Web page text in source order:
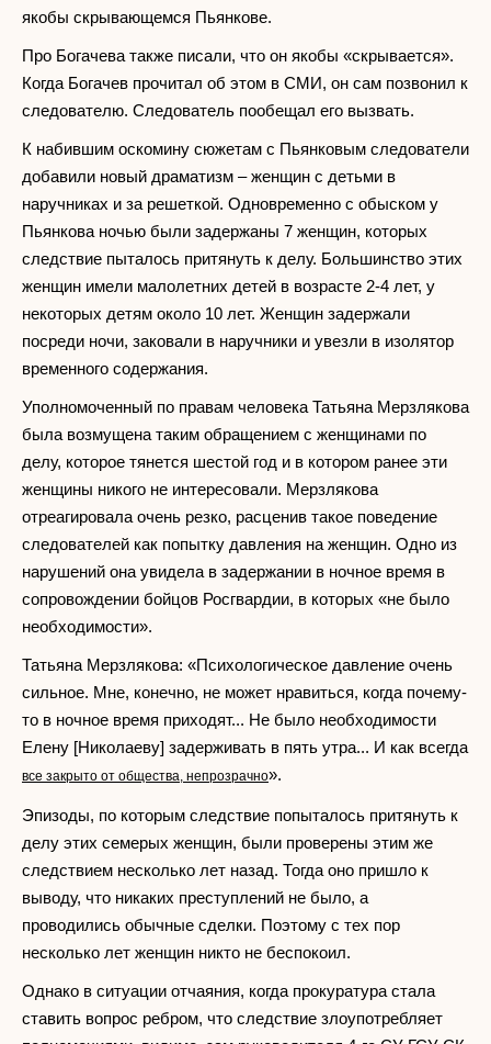
якобы скрывающемся Пьянкове.
Про Богачева также писали, что он якобы «скрывается».
Когда Богачев прочитал об этом в СМИ, он сам позвонил к
следователю. Следователь пообещал его вызвать.
К набившим оскомину сюжетам с Пьянковым следователи
добавили новый драматизм – женщин с детьми в
наручниках и за решеткой. Одновременно с обыском у
Пьянкова ночью были задержаны 7 женщин, которых
следствие пыталось притянуть к делу. Большинство этих
женщин имели малолетних детей в возрасте 2-4 лет, у
некоторых детям около 10 лет. Женщин задержали
посреди ночи, заковали в наручники и увезли в изолятор
временного содержания.
Уполномоченный по правам человека Татьяна Мерзлякова
была возмущена таким обращением с женщинами по
делу, которое тянется шестой год и в котором ранее эти
женщины никого не интересовали. Мерзлякова
отреагировала очень резко, расценив такое поведение
следователей как попытку давления на женщин. Одно из
нарушений она увидела в задержании в ночное время в
сопровождении бойцов Росгвардии, в которых «не было
необходимости».
Татьяна Мерзлякова: «Психологическое давление очень
сильное. Мне, конечно, не может нравиться, когда почему-
то в ночное время приходят... Не было необходимости
Елену [Николаеву] задерживать в пять утра... И как всегда
все закрыто от общества, непрозрачно».
Эпизоды, по которым следствие попыталось притянуть к
делу этих семерых женщин, были проверены этим же
следствием несколько лет назад. Тогда оно пришло к
выводу, что никаких преступлений не было, а
проводились обычные сделки. Поэтому с тех пор
несколько лет женщин никто не беспокоил.
Однако в ситуации отчаяния, когда прокуратура стала
ставить вопрос ребром, что следствие злоупотребляет